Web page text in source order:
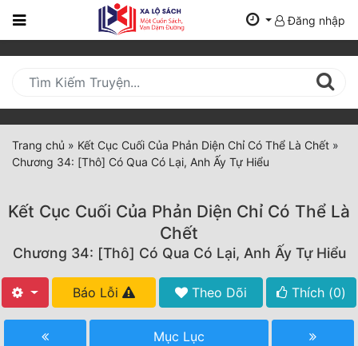
Trang
Mới
Cập
Nhật
(current)
Thể Loại
Tất Cả
Truyện Mới Ra
Hoàn Thành
Đăng nhập
Trang chủ » Kết Cục Cuối Của Phản Diện Chỉ Có Thể Là Chết »
Chương 34: [Thô] Có Qua Có Lại, Anh Ấy Tự Hiểu
Kết Cục Cuối Của Phản Diện Chỉ Có Thể Là
Chết
Chương 34: [Thô] Có Qua Có Lại, Anh Ấy Tự Hiểu
Báo Lỗi Theo Dõi Thích (0)
Mục Lục